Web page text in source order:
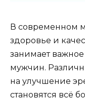
В современном
здоровье и
занимает
мужчин.
на улучшение
становятся всё